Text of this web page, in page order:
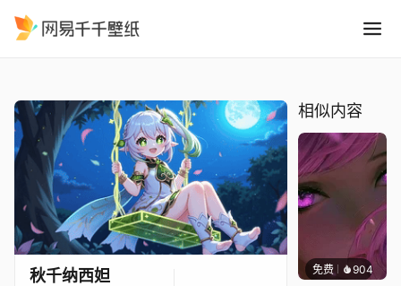
秋千纳西妲
相似内容
免费 904辰东